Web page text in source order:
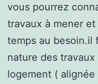
vous pourrez
travaux à mener
temps au besoin.il
nature des
logement (